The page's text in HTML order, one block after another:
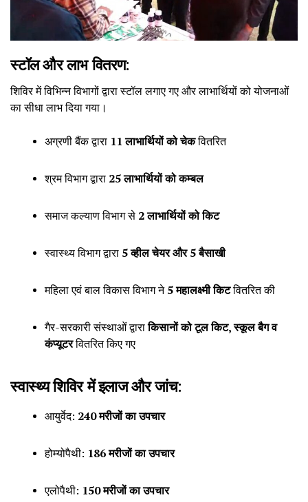
स्टॉल और लाभ वितरण:
शिविर में विभिन्न विभागों द्वारा स्टॉल लगाए गए और लाभार्थियों को योजनाओं
का सीधा लाभ दिया गया।
अग्रणी बैंक द्वारा 11 लाभार्थियों को चेकवितरित
श्रम विभाग द्वारा 25 लाभार्थियों को कम्बल
समाज कल्याण विभाग से 2 लाभार्थियों को किट
स्वास्थ्य विभाग द्वारा 5 व्हील चेयर और 5 बैसाखी
महिला एवं बाल विकास विभाग ने5 महालक्ष्मी किटवितरित की
गैर-सरकारी संस्थाओं द्वाराकिसानों को टूल किट, स्कूल बैग व
कंप्यूटरवितरित किए गए
स्वास्थ्य शिविर में इलाज और जांच:
आयुर्वेद: 240 मरीजों का उपचार
होम्योपैथी: 186 मरीजों का उपचार
एलोपैथी: 150 मरीजों का उपचार